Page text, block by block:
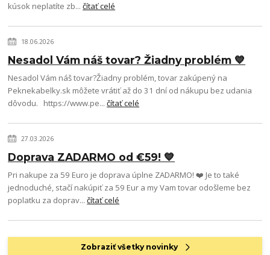
kúsok neplatíte zb...čítať celé
18.06.2026
Nesadol Vám náš tovar? Žiadny problém 💙
Nesadol Vám náš tovar?Žiadny problém, tovar zakúpený na
Peknekabelky.sk môžete vrátiť až do 31 dní od nákupu bez udania
dôvodu. https://www.pe...čítať celé
27.03.2026
Doprava ZADARMO od €59! 💙
Pri nakupe za 59 Euro je doprava úplne ZADARMO! ❤️ Je to také
jednoduché, stačí nakúpiť za 59 Eur a my Vam tovar odošleme bez
poplatku za doprav...čítať celé
Zobraziť všetky novinky